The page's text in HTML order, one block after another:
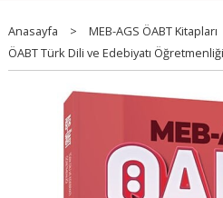
Anasayfa > MEB-AGS ÖABT Kitapları
ÖABT Türk Dili ve Edebiyatı Öğretmenliği